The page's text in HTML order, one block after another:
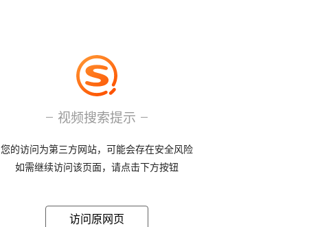
视频搜索提示
您的访问为第三方网站，可能会存在安全风险
如需继续访问该页面，请点击下方按钮
访问原网页